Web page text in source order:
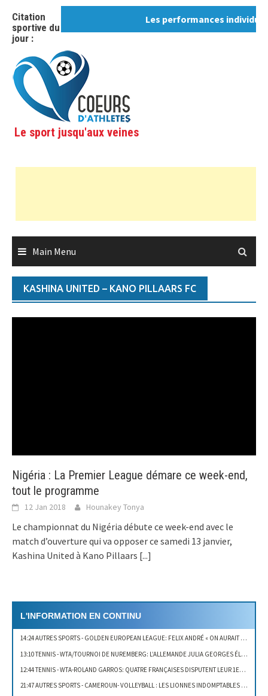
content
Citation
sportive du
jour :
Les performances
Le sport jusqu'aux veines
Main Menu
KASHINA UNITED – KANO PILLAARS FC
Nigéria : La Premier League démare ce week-end,
tout le programme
12 Jan 2018 Hounakey Tonya
Le championnat du Nigéria débute ce week-end avec le
match d’ouverture qui va opposer ce samedi 13 janvier,
Kashina United à Kano Pillaars [...]
L'INFORMATION EN CONTINU
14:24 AUTRES SPORTS- GOLDEN EUROPEAN LEAGUE: FELIX ANDRÉ « ON AURAIT PU GAGNER LE DEUXIÈME SET »
13:10 TENNIS- WTA/TOURNOI DE NUREMBERG: L’ALLEMANDE JULIA GEORGES ÉLIMINÉE AU 1ER TOUR
12:44 TENNIS- WTA-ROLAND GARROS: QUATRE FRANÇAISES DISPUTENT LEUR 1ER TOUR AUJOURD’HUI
21:47 AUTRES SPORTS- CAMEROUN- VOLLEYBALL : LES LIONNES INDOMPTABLES PRIMÉES